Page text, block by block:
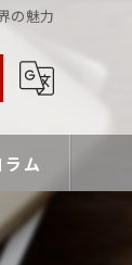
の魅力
ラム